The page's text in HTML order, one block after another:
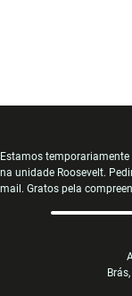
Estamos
na unidade Roosevelt.
mail. Gratos pela